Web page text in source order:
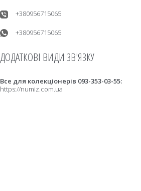
+380956715065
+380956715065
Все для колекціонерів 093-353-03-55
https://numiz.com.ua